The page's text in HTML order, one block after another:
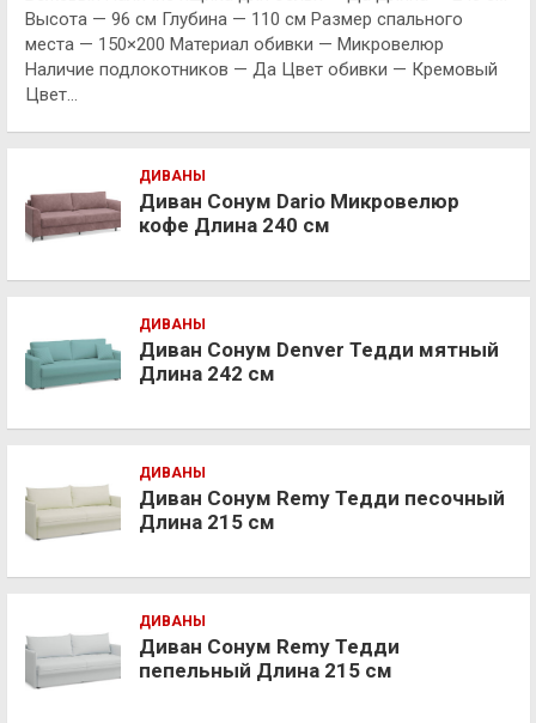
Высота — 96 см Глубина — 110 см Размер спального
места — 150×200 Материал обивки — Микровелюр
Наличие подлокотников — Да Цвет обивки — Кремовый
Цвет…
ДИВАНЫ
Диван Сонум Dario Микровелюр
кофе Длина 240 см
ДИВАНЫ
Диван Сонум Denver Тедди мятный
Длина 242 см
ДИВАНЫ
Диван Сонум Remy Тедди песочный
Длина 215 см
ДИВАНЫ
Диван Сонум Remy Тедди
пепельный Длина 215 см